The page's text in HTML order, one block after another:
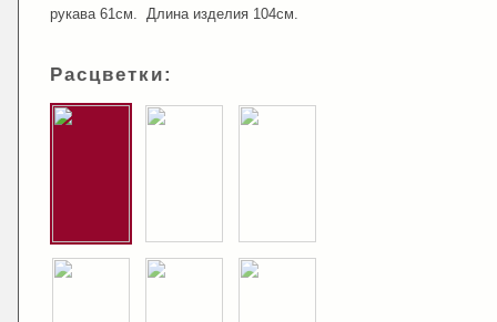
рукава 61см. Длина изделия 104см.
Расцветки: